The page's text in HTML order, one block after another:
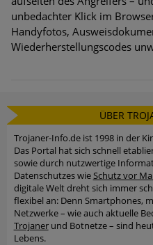
unbedachter Klick im
Handyfotos,
Wiederherstellungscodes
ÜBER
Trojaner-Info.de ist 1998 in der
Das Portal hat sich schnell
sowie durch nutzwertige
Datenschutzes wieSchutz vor
digitale Welt dreht sich immer
flexibel an: Denn Smartphones,
Netzwerke – wie auch aktuelle
Trojanerund Botnetze – sind
Lebens.